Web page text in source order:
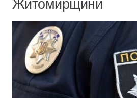
Житомирщини